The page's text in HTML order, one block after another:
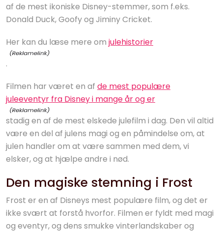
af de mest ikoniske Disney-stemmer, som f.eks.
Donald Duck, Goofy og Jiminy Cricket.
Her kan du læse mere om julehistorier
.
Filmen har været en af de mest populære
juleeventyr fra Disney i mange år og er
stadig en af de mest elskede julefilm i dag. Den vil altid
være en del af julens magi og en påmindelse om, at
julen handler om at være sammen med dem, vi
elsker, og at hjælpe andre i nød.
Den magiske stemning i Frost
Frost er en af Disneys mest populære film, og det er
ikke svært at forstå hvorfor. Filmen er fyldt med magi
og eventyr, og dens smukke vinterlandskaber og